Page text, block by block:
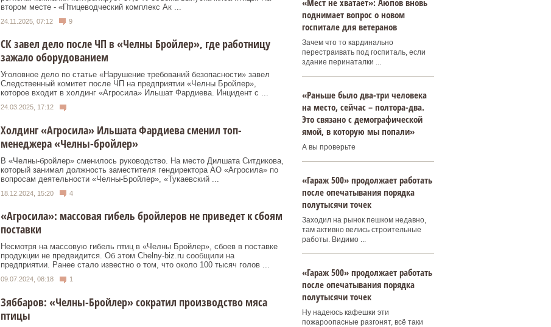
втором месте - «Птицеводческий комплекс Ак ...
24.11.2025, 07:12 9
СК завел дело после ЧП в «Челны Бройлер», где работницу
зажало оборудованием
Уголовное дело по статье «Нарушение требований безопасности» завел
Следственный комитет после ЧП на предприятии «Челны Бройлер»,
которое входит в холдинг «Агросила» Ильшат Фардиева. Инцидент с ...
24.03.2025, 17:12
Холдинг «Агросила» Ильшата Фардиева сменил топ-
менеджера «Челны-бройлер»
В «Челны-бройлер» сменилось руководство. На место Дилшата Ситдикова,
который занимал должность заместителя гендиректора АО «Агросила» по
вопросам деятельности «Челны-Бройлер», «Тукаевский ...
18.12.2024, 15:20 4
«Агросила»: массовая гибель бройлеров не приведет к сбоям
поставки
Несмотря на массовую гибель птиц в «Челны Бройлер», сбоев в поставке
продукции не предвидится. Об этом Сhelny-biz.ru сообщили на
предприятии. Ранее стало известно о том, что около 100 тысяч голов ...
09.07.2024, 08:18 1
Зяббаров: «Челны-Бройлер» сократил производство мяса
птицы
«Мест не хватает»: Аюпов вновь
поднимает вопрос о новом
госпитале для ветеранов
Зачем что то кардинально
перестраивать под госпиталь, если
здание перинаталки ...
«Раньше было два-три человека
на место, сейчас – полтора-два.
Это связано с демографической
ямой, в которую мы попали»
А вы проверьте
«Гараж 500» продолжает работать
после опечатывания порядка
полутысячи точек
Заходил на рынок пешком недавно,
там активно велись строительные
работы. Видимо ...
«Гараж 500» продолжает работать
после опечатывания порядка
полутысячи точек
Ну надеюсь кафешки эти
пожароопасные разгонят, всё таки